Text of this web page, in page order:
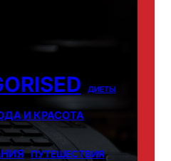
ДИЕТЫ
И КРАСОТА
ПУТЕШЕСТВИЯ